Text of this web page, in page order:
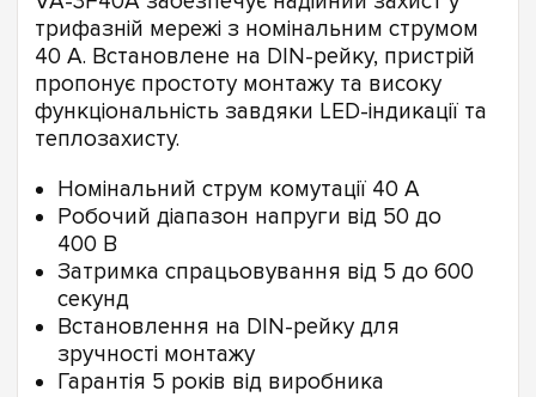
трифазній мережі з номінальним струмом
40 А. Встановлене на DIN-рейку, пристрій
пропонує простоту монтажу та високу
функціональність завдяки LED-індикації та
теплозахисту.
Номінальний струм комутації 40 А
Робочий діапазон напруги від 50 до
400 В
Затримка спрацьовування від 5 до 600
секунд
Встановлення на DIN-рейку для
зручності монтажу
Гарантія 5 років від виробника